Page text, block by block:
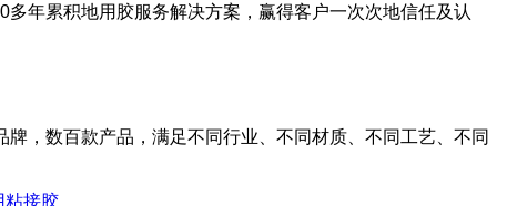
多年累积地用胶服务解决方案，赢得客户一次次地信任及认
，数百款产品，满足不同行业、不同材质、不同工艺、不同
粘接胶